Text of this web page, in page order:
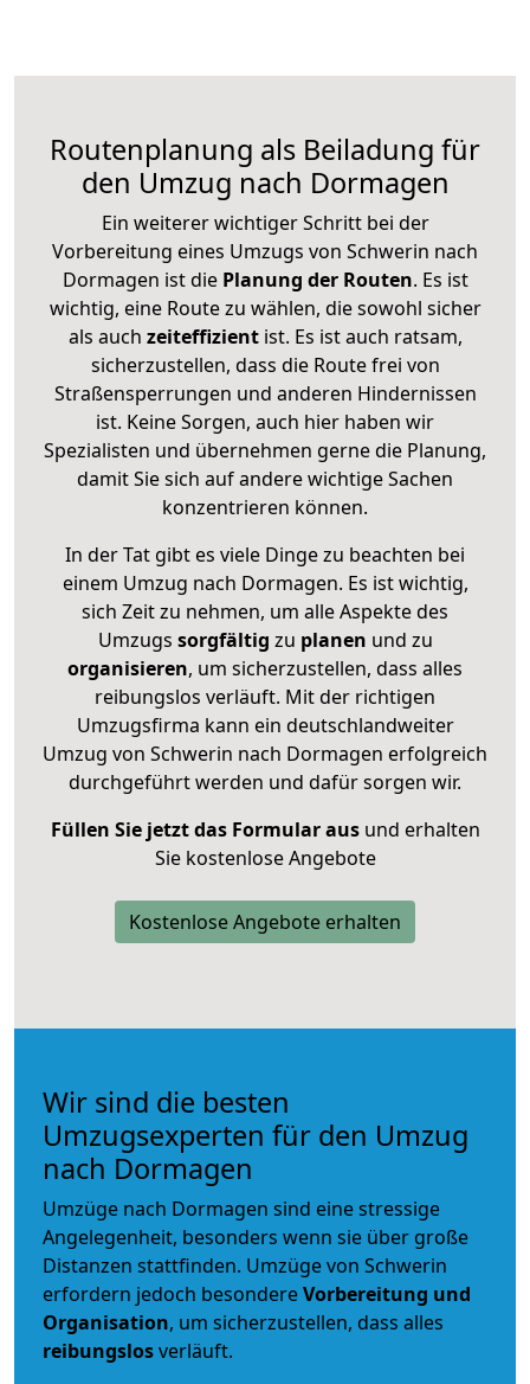
Routenplanung als Beiladung für
den Umzug nach Dormagen
Ein weiterer wichtiger Schritt bei der
Vorbereitung eines Umzugs von Schwerin nach
Dormagen ist diePlanung der Routen. Es ist
wichtig, eine Route zu wählen, die sowohl sicher
als auch zeiteffizientist. Es ist auch ratsam,
sicherzustellen, dass die Route frei von
Straßensperrungen und anderen Hindernissen
ist. Keine Sorgen, auch hier haben wir
Spezialisten und übernehmen gerne die Planung,
damit Sie sich auf andere wichtige Sachen
konzentrieren können.
In der Tat gibt es viele Dinge zu beachten bei
einem Umzug nach Dormagen. Es ist wichtig,
sich Zeit zu nehmen, um alle Aspekte des
Umzugs sorgfältig zu planen und zu
organisieren, um sicherzustellen, dass alles
reibungslos verläuft. Mit der richtigen
Umzugsfirma kann ein deutschlandweiter
Umzug von Schwerin nach Dormagen erfolgreich
durchgeführt werden und dafür sorgen wir.
Füllen Sie jetzt das Formular ausund erhalten
Sie kostenlose Angebote
Kostenlose Angebote erhalten
Wir sind die besten
Umzugsexperten für den Umzug
nach Dormagen
Umzüge nach Dormagen sind eine stressige
Angelegenheit, besonders wenn sie über große
Distanzen stattfinden. Umzüge von Schwerin
erfordern jedoch besondereVorbereitung und
Organisation, um sicherzustellen, dass alles
reibungslosverläuft.